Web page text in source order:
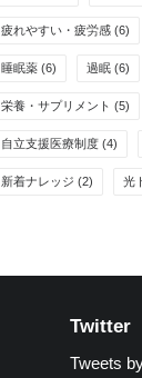
疲れやすい・疲労感 (6)
睡眠薬 (6) 過眠 (6)
栄養・サプリメント (5)
自立支援医療制度 (4)
新着ナレッジ (2) 光
Twitter
Tweets